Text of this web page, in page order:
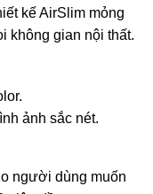
kế AirSlim mỏng
không gian nội thất.
ảnh sắc nét.
người dùng muốn